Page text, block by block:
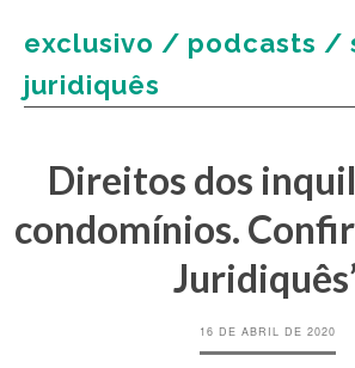
exclusivo / podcasts /
juridiquês
Direitos dos
condomínios.
16 DE ABRIL DE 2020